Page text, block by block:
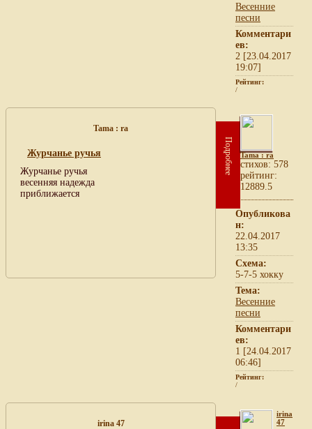
Весенние
песни
Комментари
ев:
2 [23.04.2017
19:07]
Рейтинг:
/
Tama : ra
Журчанье ручья
Журчанье ручья
весенняя надежда
приближается
Подробнее Tama : ra
cтихов: 578
рейтинг:
12889.5
Опубликова
н:
22.04.2017
13:35
Схема:
5-7-5 хокку
Тема:
Весенние
песни
Комментари
ев:
1 [24.04.2017
06:46]
Рейтинг:
/
irina 47
irina
47